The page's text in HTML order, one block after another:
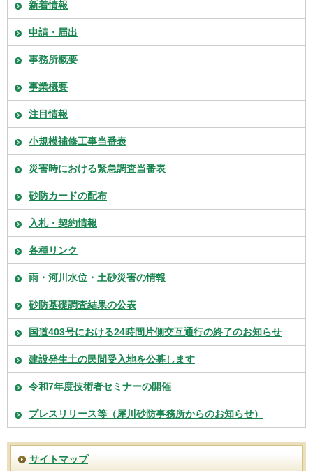
新着情報
申請・届出
事務所概要
事業概要
注目情報
小規模補修工事当番表
災害時における緊急調査当番表
砂防カードの配布
入札・契約情報
各種リンク
雨・河川水位・土砂災害の情報
砂防基礎調査結果の公表
国道403号における24時間片側交互通行の終了のお知らせ
建設発生土の民間受入地を公募します
令和7年度技術者セミナーの開催
プレスリリース等（犀川砂防事務所からのお知らせ）
サイトマップ